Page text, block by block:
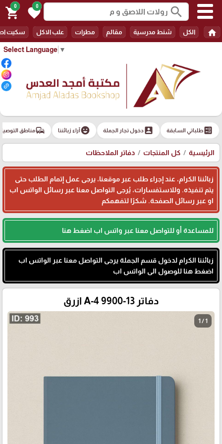
Select Language ▼
search
0
favorite
0
shopping_cart
home الكل شنط مدرسية مقالم مطرات علب الاكل سكيت
ballotطلباتي السابقة account_boxدخول تجار الجملة emoji_emotionsآراء زبائننا commuteمناطق
الرئيسية كل المنتجات دفاتر الملاحظات
زبائننا الكرام، عند إجراء طلب عبر موقعنا، يرجى عمل إتمام الطلب حتى
يتم تنفيذه. وللاستفسارات، يُرجى التواصل معنا عبر رسائل الواتس اب
او عبر رسائل الصفحة. شكرًا لتفهمكم
للمساعدة أو للتواصل معنا عبر واتس اب اضغط هنا
زبائننا الكرام لدخول قسم الجملة يرجى التواصل معنا عبر الواتس اب
اضغط هنا للوصول الى الواتس اب
دفاتر A-4 9900-13 ازرق
1 / 1